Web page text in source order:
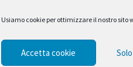
Usiamo cookie per ottimizzare il nostro sito
Accetta cookie